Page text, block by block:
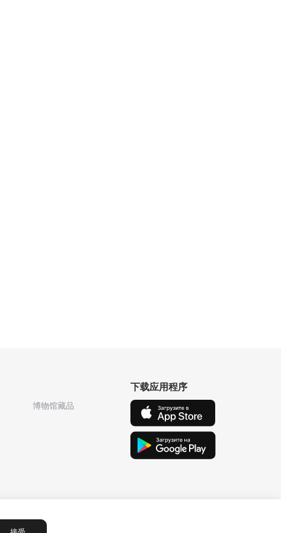
博物馆藏品
下载应用程序